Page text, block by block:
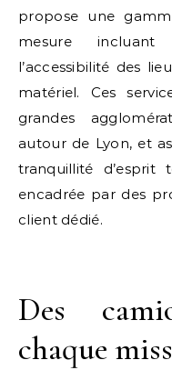
propose une
mesure incluant
l’accessibilité des
matériel. Ces
grandes
autour de Lyon, et
tranquillité d’esprit
encadrée par des
client dédié.
Des
chaque